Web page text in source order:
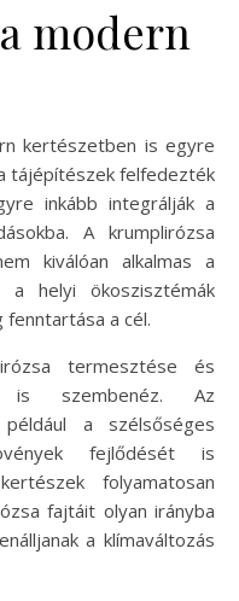
modern
kertészetben is egyre
tájépítészek felfedezték
inkább integrálják a
A krumplirózsa
kiválóan alkalmas a
helyi ökoszisztémák
a cél.
termesztése és
is szembenéz. Az
a szélsőséges
fejlődését is
folyamatosan
fajtáit olyan irányba
a klímaváltozás